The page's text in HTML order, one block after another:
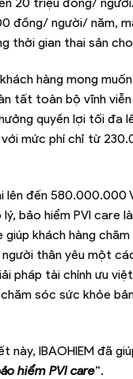
đồng/ người/ năm,
thời gian thai sản
hàng mong
tất toàn bộ vĩnh
quyền lợi tối đa
mức phí chỉ từ
lên đến 580.000.000
lý, bảo hiểm PVI care
giúp khách hàng
người thân yêu một
pháp tài chính ưu
sóc sức khỏe
này, IBAOHIEM đã
hiểm PVI care”.